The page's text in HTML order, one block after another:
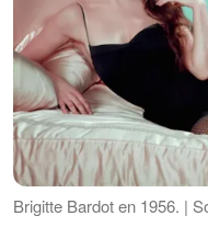
Brigitte Bardot en 1956. |